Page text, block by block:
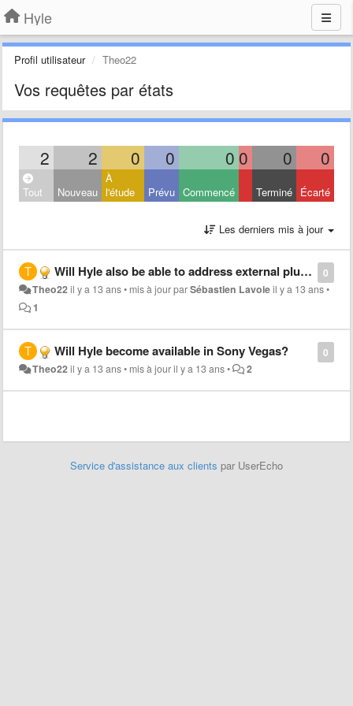
Hyle
Profil utilisateur Theo22
Vos requêtes par états
2 2 0 0 0 0 0 0
Tout Nouveau
À
l'étude
Prévu Commencé Terminé Écarté
Les derniers mis à jour
0
Will Hyle also be able to address external plugins like the Red Giant plugins in After Effects?
Theo22il y a 13 ans• mis à jour parSébastien Lavoieil y a 13 ans•
1
0
Will Hyle become available in Sony Vegas?
Theo22il y a 13 ans• mis à jouril y a 13 ans• 2
Service d'assistance aux clients par UserEcho